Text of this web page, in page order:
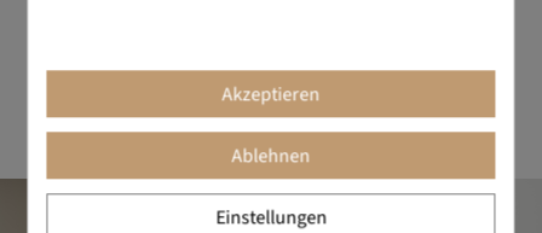
Büromöbeldesign mit ausgezeichnetem Preis-Leistungs-
Verhältnis.
Akzeptieren
Ablehnen
Einstellungen